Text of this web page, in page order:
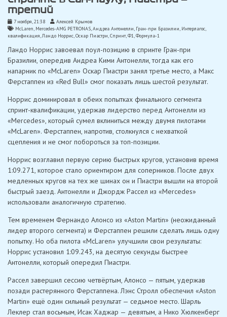
третий
7 ноября, 21:38
Алексей Крымов
McLaren, Mercedes-AMG PETRONAS,Андреа Антонелли, Гран-при Бразилии, Интерлагос
квалификация,Ландо Норрис,Оскар Пиастри,Спринт,Ф1,Формула-1
Ландо Норрис завоевал поул-позицию в спринте Гран-при
Бразилии, опередив Андреа Кими Антонелли, тогда как его
напарник по «McLaren» Оскар Пиастри занял третье место, а Макс
Ферстаппен из «Red Bull» смог показать лишь шестой результат.
Норрис доминировал в обеих попытках финального сегмента
спринт-квалификации, удержав лидерство перед Антонелли из
«Mercedes», который сумел вклиниться между двумя пилотами
«McLaren». Ферстаппен, напротив, столкнулся с нехваткой
сцепления и не смог побороться за топ-позиции.
Норрис возглавил первую серию быстрых кругов, установив время
1:09.271, которое стало ориентиром для соперников. После двух
медленных кругов на тех же шинах он и Пиастри вышли на второй
быстрый заезд. Антонелли и Джордж Рассел из «Mercedes»
использовали аналогичную стратегию.
Тем временем Фернандо Алонсо из «Aston Martin» (неожиданный
лидер второго сегмента) и Ферстаппен решили сделать лишь одну
попытку. Но оба пилота «McLaren» улучшили свои результаты:
Норрис установил 1:09.243, на десятую секунды быстрее
Антонелли, который опередил Пиастри.
Рассел завершил сессию четвёртым, Алонсо — пятым, удержав
позади растерянного Ферстаппена. Лэнс Стролл обеспечил «Aston
Martin» ещё один сильный результат — седьмое место. Шарль
Леклер стал восьмым, Исак Хаджар — девятым, а Нико Хюлкенберг